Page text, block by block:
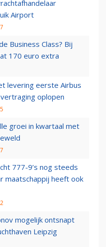
Airport
Business Class? Bij
170 euro extra
levering eerste Airbus
oplopen
groei in kwartaal met
777-9’s nog steeds
maatschappij heeft ook
mogelijk ontsnapt
Leipzig